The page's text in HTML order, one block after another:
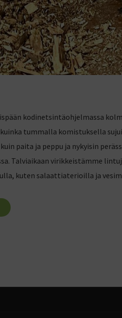
kodinetsintäohjelmassa
tummalla komistuksella
paita ja peppu ja nykyisin
Talviaikaan virikkeistämme
kuten salaattiaterioilla ja